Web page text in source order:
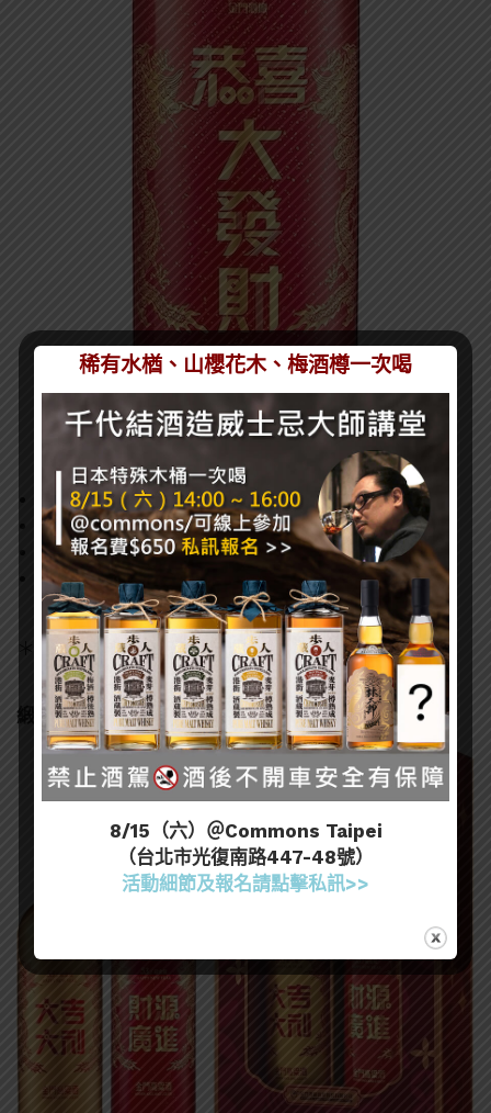
酒精度：53.2 度
容量：0.6 L（2 入）
建議售價：1,600 元
販售通路：12/11 起全台各地區酒類專賣店陸續開
賣、7-ELEVEN 開始預購
＊實際售價、庫存及販售方式請依各通路為主
緞金龍金門高粱酒 2025 新春特仕版（大發財酒）
稀有水楢、山櫻花木、梅酒樽一次喝
8/15（六）＠Commons Taipei
（台北市光復南路447-48號）
活動細節及報名請點擊私訊>>